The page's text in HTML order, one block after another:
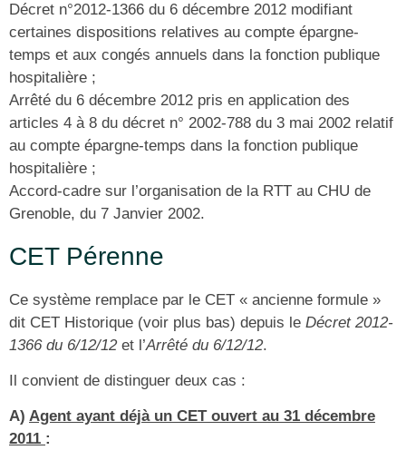
Décret n°2012-1366 du 6 décembre 2012 modifiant
certaines dispositions relatives au compte épargne-
temps et aux congés annuels dans la fonction publique
hospitalière ;
Arrêté du 6 décembre 2012 pris en application des
articles 4 à 8 du décret n° 2002-788 du 3 mai 2002 relatif
au compte épargne-temps dans la fonction publique
hospitalière ;
Accord-cadre sur l’organisation de la RTT au CHU de
Grenoble, du 7 Janvier 2002.
CET Pérenne
Ce système remplace par le CET « ancienne formule »
dit CET Historique (voir plus bas) depuis le Décret 2012-
1366 du 6/12/12et l’Arrêté du 6/12/12.
Il convient de distinguer deux cas :
A) Agent ayant déjà un CET ouvert au 31 décembre
2011 :